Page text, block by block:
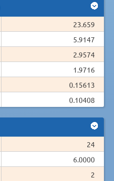
23.659
5.9147
2.9574
1.9716
0.15613
0.10408
24
6.0000
2